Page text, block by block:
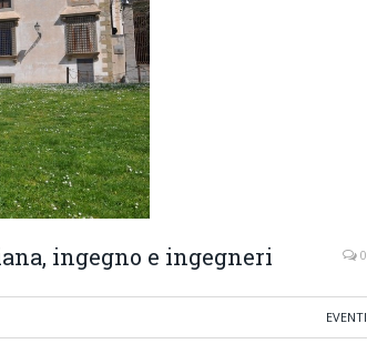
ingegno e ingegneri 0
EVENTI